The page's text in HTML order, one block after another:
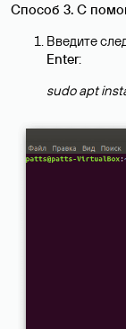
Способ 3. С
Введите
Enter:
sudo apt